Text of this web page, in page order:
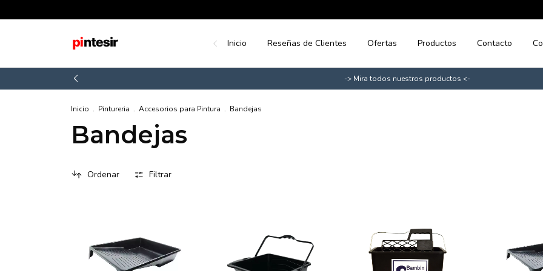
Inicio Reseñas de Clientes Ofertas Productos Contacto
-> Mira todos nuestros productos <-
Inicio . Pintureria . Accesorios para Pintura . Bandejas
Bandejas
Ordenar Filtrar